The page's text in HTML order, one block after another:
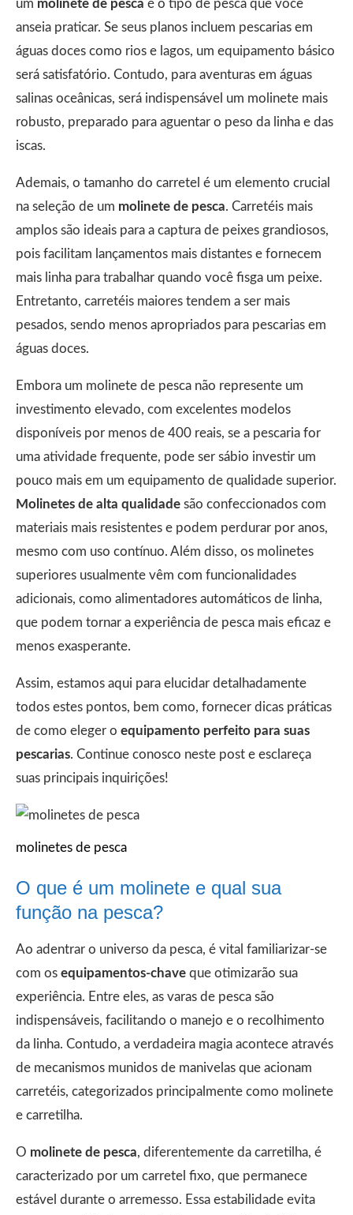
um molinete de pesca é o tipo de pesca que você
anseia praticar. Se seus planos incluem pescarias em
águas doces como rios e lagos, um equipamento básico
será satisfatório. Contudo, para aventuras em águas
salinas oceânicas, será indispensável um molinete mais
robusto, preparado para aguentar o peso da linha e das
iscas.
Ademais, o tamanho do carretel é um elemento crucial
na seleção de um molinete de pesca. Carretéis mais
amplos são ideais para a captura de peixes grandiosos,
pois facilitam lançamentos mais distantes e fornecem
mais linha para trabalhar quando você fisga um peixe.
Entretanto, carretéis maiores tendem a ser mais
pesados, sendo menos apropriados para pescarias em
águas doces.
Embora um molinete de pesca não represente um
investimento elevado, com excelentes modelos
disponíveis por menos de 400 reais, se a pescaria for
uma atividade frequente, pode ser sábio investir um
pouco mais em um equipamento de qualidade superior.
Molinetes de alta qualidade são confeccionados com
materiais mais resistentes e podem perdurar por anos,
mesmo com uso contínuo. Além disso, os molinetes
superiores usualmente vêm com funcionalidades
adicionais, como alimentadores automáticos de linha,
que podem tornar a experiência de pesca mais eficaz e
menos exasperante.
Assim, estamos aqui para elucidar detalhadamente
todos estes pontos, bem como, fornecer dicas práticas
de como eleger o equipamento perfeito para suas
pescarias. Continue conosco neste post e esclareça
suas principais inquirições!
molinetes de pesca
O que é um molinete e qual sua
função na pesca?
Ao adentrar o universo da pesca, é vital familiarizar-se
com os equipamentos-chave que otimizarão sua
experiência. Entre eles, as varas de pesca são
indispensáveis, facilitando o manejo e o recolhimento
da linha. Contudo, a verdadeira magia acontece através
de mecanismos munidos de manivelas que acionam
carretéis, categorizados principalmente como molinete
e carretilha.
O molinete de pesca, diferentemente da carretilha, é
caracterizado por um carretel fixo, que permanece
estável durante o arremesso. Essa estabilidade evita